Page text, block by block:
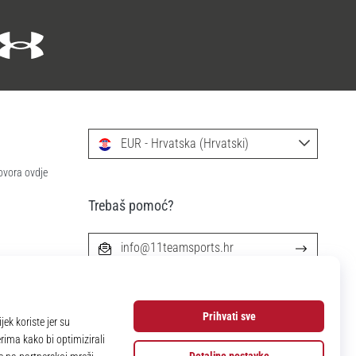
ovdje
EUR - Hrvatska (Hrvatski)
Trebaš pomoć?
info@11teamsports.hr